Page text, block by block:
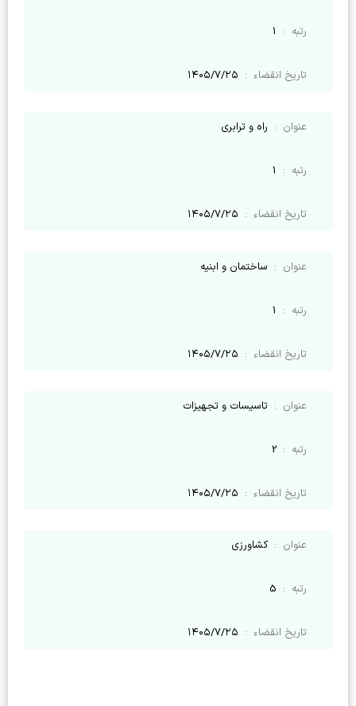
رتبه :
1
تاریخ انقضاء : ۱۴۰۵/۷/۲۵
عنوان : راه و ترابری
رتبه :
1
تاریخ انقضاء : ۱۴۰۵/۷/۲۵
عنوان : ساختمان و ابنیه
رتبه :
1
تاریخ انقضاء : ۱۴۰۵/۷/۲۵
عنوان : تاسیسات و تجهیزات
رتبه :
2
تاریخ انقضاء : ۱۴۰۵/۷/۲۵
عنوان :کشاورزی
رتبه :
5
تاریخ انقضاء : ۱۴۰۵/۷/۲۵